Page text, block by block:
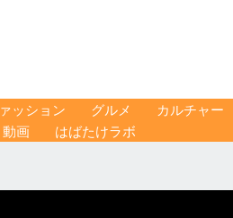
ッション グルメ カルチャー
動画 はばたけラボ